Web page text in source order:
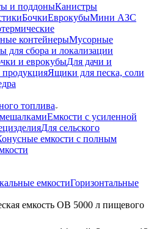
и поддоныКанистры
БочкиЕврокубыМини АЗС
контейнерыМусорные
для сбора и локализации
и еврокубыДля дачи и
продукцияЯщики для песка, соли
топлива
Емкости с усиленной
Для сельского
емкости с полным
емкостиГоризонтальные
емкость ОВ 5000 л пищевого